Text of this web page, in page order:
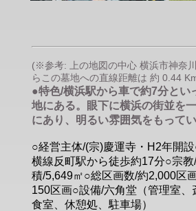
(※参考: 上の地図の中心 横浜市神奈
らこの墓地への直線距離は 約 0.44
●特色/横浜駅から車で約7分とい
地にある。眼下に横浜の街並を
にあり、明るい雰囲気をもってい
○経営主体/(宗)慶運寺・H2年開
横線反町駅から徒歩約17分○宗
積/5,649㎡○総区画数/約2,000区
150区画○設備/六角堂（管理室、
食室、休憩処、駐車場）